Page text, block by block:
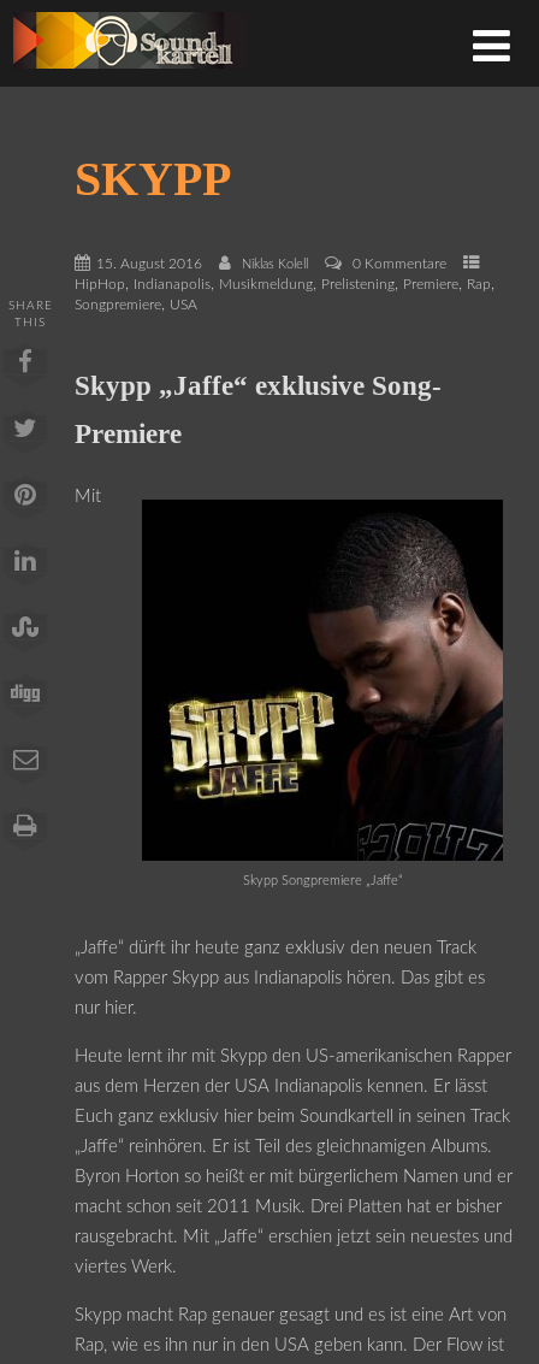
SKYPP
15. August 2016 Niklas Kolell
0 Kommentare
HipHop, Indianapolis, Musikmeldung, Prelistening, Premiere, Rap,
Songpremiere, USA
SHARE
THIS
Skypp „Jaffe“ exklusive Song-
Premiere
Skypp Songpremiere „Jaffe“
Mit
„Jaffe“ dürft ihr heute ganz exklusiv den neuen Track
vom Rapper Skypp aus Indianapolis hören. Das gibt es
nur hier.
Heute lernt ihr mit Skypp den US-amerikanischen Rapper
aus dem Herzen der USA Indianapolis kennen. Er lässt
Euch ganz exklusiv hier beim Soundkartell in seinen Track
„Jaffe“ reinhören. Er ist Teil des gleichnamigen Albums.
Byron Horton so heißt er mit bürgerlichem Namen und er
macht schon seit 2011 Musik. Drei Platten hat er bisher
rausgebracht. Mit „Jaffe“ erschien jetzt sein neuestes und
viertes Werk.
Skypp macht Rap genauer gesagt und es ist eine Art von
Rap, wie es ihn nur in den USA geben kann. Der Flow ist